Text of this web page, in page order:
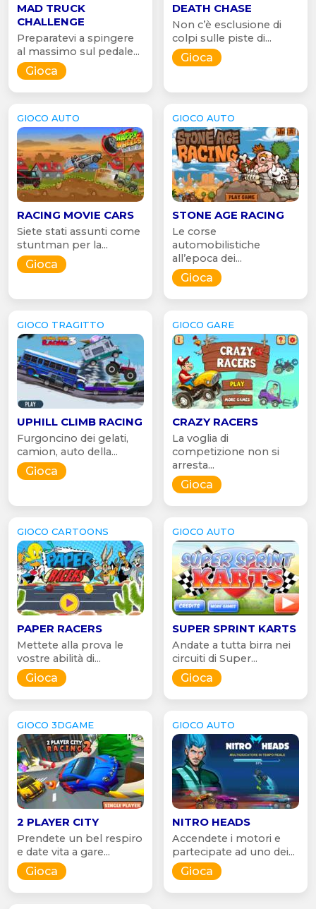
MAD TRUCK
CHALLENGE
Preparatevi a spingere
al massimo sul pedale...
Gioca
DEATH CHASE
Non c’è esclusione di
colpi sulle piste di...
Gioca
GIOCO AUTO
RACING MOVIE CARS
Siete stati assunti come
stuntman per la...
Gioca
GIOCO AUTO
STONE AGE RACING
Le corse
automobilistiche
all’epoca dei...
Gioca
GIOCO TRAGITTO
UPHILL CLIMB RACING
Furgoncino dei gelati,
camion, auto della...
Gioca
GIOCO GARE
CRAZY RACERS
La voglia di
competizione non si
arresta...
Gioca
GIOCO CARTOONS
PAPER RACERS
Mettete alla prova le
vostre abilità di...
Gioca
GIOCO AUTO
SUPER SPRINT KARTS
Andate a tutta birra nei
circuiti di Super...
Gioca
GIOCO 3DGAME
2 PLAYER CITY
Prendete un bel respiro
e date vita a gare...
Gioca
GIOCO AUTO
NITRO HEADS
Accendete i motori e
partecipate ad uno dei...
Gioca